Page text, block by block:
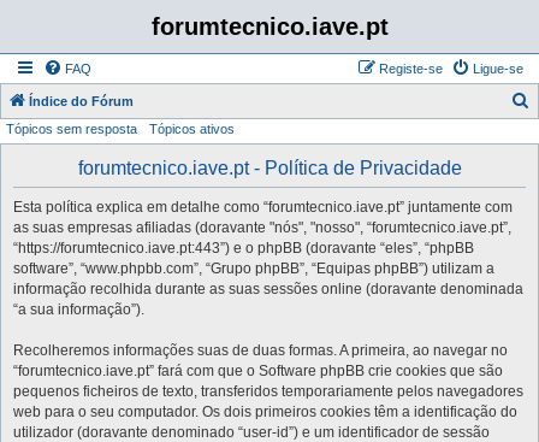
forumtecnico.iave.pt
FAQ Ligue-se
Registe-se
Índice do Fórum
Tópicos sem resposta Tópicos ativos
forumtecnico.iave.pt - Política de Privacidade
Esta política explica em detalhe como “forumtecnico.iave.pt” juntamente com
as suas empresas afiliadas (doravante "nós", "nosso", “forumtecnico.iave.pt”,
“https://forumtecnico.iave.pt:443”) e o phpBB (doravante “eles”, “phpBB
software”, “www.phpbb.com”, “Grupo phpBB”, “Equipas phpBB”) utilizam a
informação recolhida durante as suas sessões online (doravante denominada
“a sua informação”).
Recolheremos informações suas de duas formas. A primeira, ao navegar no
“forumtecnico.iave.pt” fará com que o Software phpBB crie cookies que são
pequenos ficheiros de texto, transferidos temporariamente pelos navegadores
web para o seu computador. Os dois primeiros cookies têm a identificação do
utilizador (doravante denominado “user-id”) e um identificador de sessão